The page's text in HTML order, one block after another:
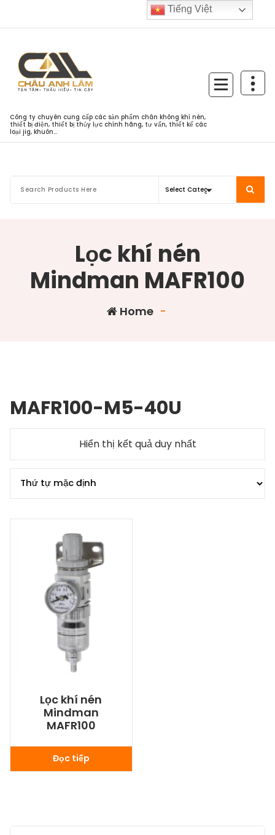
Công ty chuyên cung cấp các sản phẩm chân không khí nén,
thiết bị điện, thiết bị thủy lực chính hãng, tư vấn, thiết kế các
loại jig, khuôn...
Lọc khí nén
Mindman MAFR100
Home -
MAFR100-M5-40U
Hiển thị kết quả duy nhất
Lọc khí nén
Mindman
MAFR100
Đọc tiếp
Tiếng Việt